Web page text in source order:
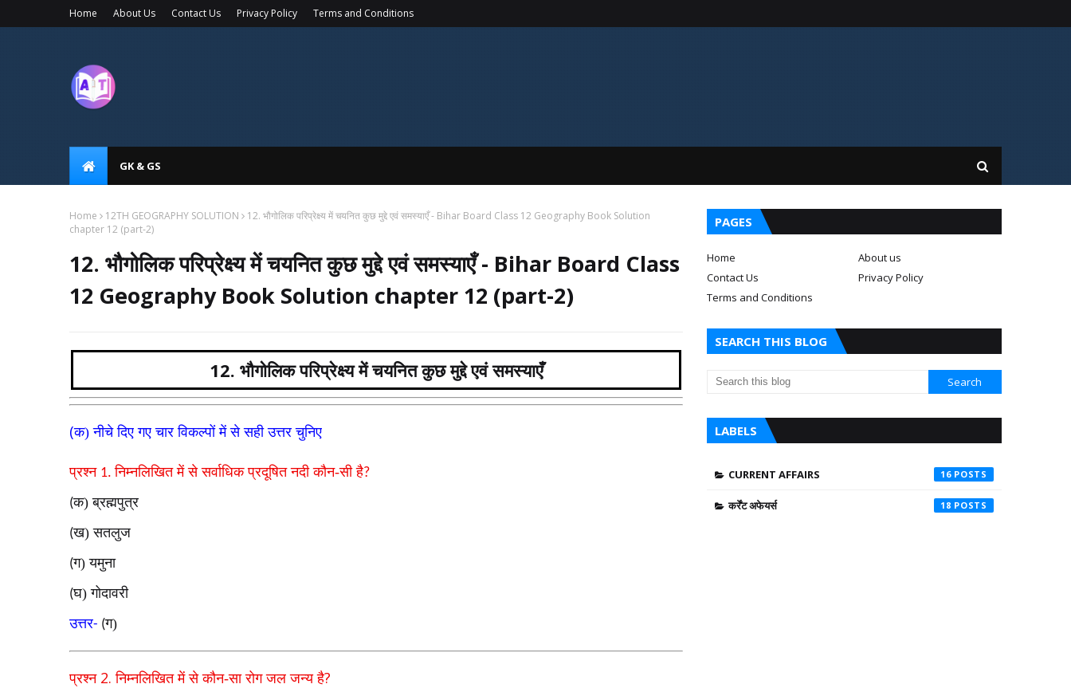
Home About Us Contact Us Privacy Policy Terms and Conditions
GK & GS
Home 12TH GEOGRAPHY SOLUTION
12. भौगोलिक परिप्रेक्ष्य में चयनित कुछ मुद्दे एवं समस्याएँ - Bihar Board Class 12 Geography Book Solution
chapter 12 (part-2)
12. भौगोलिक परिप्रेक्ष्य में चयनित कुछ मुद्दे एवं समस्याएँ - Bihar Board Class
12 Geography Book Solution chapter 12 (part-2)
12. भौगोलिक परिप्रेक्ष्य में चयनित कुछ मुद्दे एवं समस्याएँ
(क) नीचे दिए गए चार विकल्पों में से सही उत्तर चुनिए
प्रश्न 1.निम्नलिखित में से सर्वाधिक प्रदूषित नदी कौन-सी है?
(क) ब्रह्मपुत्र
(ख) सतलुज
(ग) यमुना
(घ) गोदावरी
उत्तर- (ग)
प्रश्न 2.निम्नलिखित में से कौन-सा रोग जल जन्य है?
PAGES
Home
About us
Contact Us
Privacy Policy
Terms and Conditions
SEARCH THIS BLOG
LABELS
CURRENT AFFAIRS 16
कर्रेंट अफेयर्स 18